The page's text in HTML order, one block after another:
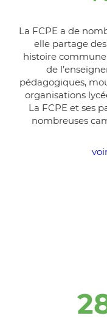
La FCPE a de
elle partage
histoire
de
pédagogiques,
organisations
La FCPE et ses
nombreuses